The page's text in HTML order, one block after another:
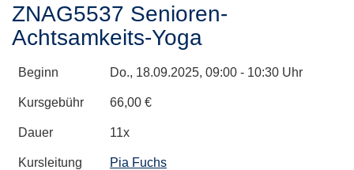
ZNAG5537 Senioren-
Achtsamkeits-Yoga
Beginn Do., 18.09.2025, 09:00 - 10:30 Uhr
Kursgebühr 66,00 €
Dauer 11x
Kursleitung Pia Fuchs